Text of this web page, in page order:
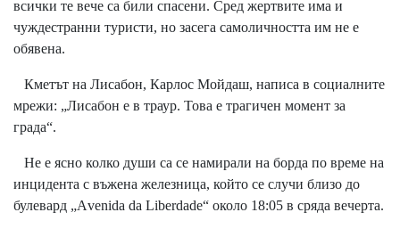
всички те вече са били спасени. Сред жертвите има и
чуждестранни туристи, но засега самоличността им не е
обявена.
Кметът на Лисабон, Карлос Мойдаш, написа в социалните
мрежи: „Лисабон е в траур. Това е трагичен момент за
града“.
Не е ясно колко души са се намирали на борда по време на
инцидента с въжена железница, който се случи близо до
булевард „Аvenida da Liberdade“ около 18:05 в сряда вечерта.